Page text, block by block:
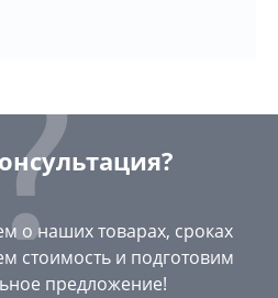
о наших товарах, сроках
стоимость и подготовим
предложение!